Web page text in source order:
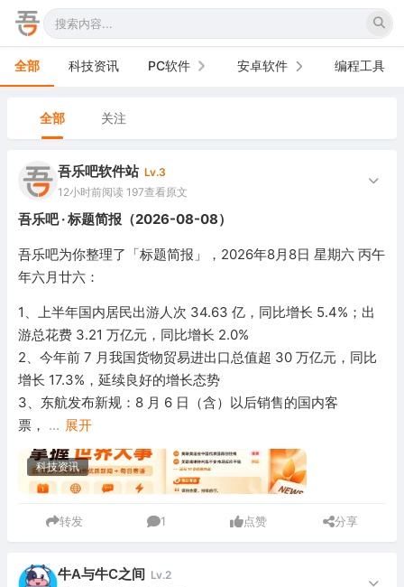
全部 科技资讯 PC软件
办公软件
图形图像
音频视频
游戏娱乐
安全防御
系统下载
系统工具
安卓软件
手机软件
车机软件
编程工具
全部 关注
吾乐吧软件站 Lv.3
12小时前阅读 197查看原文
吾乐吧 · 标题简报（2026-08-08）
吾乐吧为你整理了「标题简报」，2026年8月8日 星期六 丙午
年六月廿六：
1、上半年国内居民出游人次 34.63 亿，同比增长 5.4%；出
游总花费 3.21 万亿元，同比增长 2.0%
2、今年前 7 月我国货物贸易进出口总值超 30 万亿元，同比
增长 17.3%，延续良好的增长态势
3、东航发布新规：8 月 6 日（含）以后销售的国内客
票， ... 展开
科技资讯
转发 1 点赞 分享
牛A与牛C之间 Lv.2